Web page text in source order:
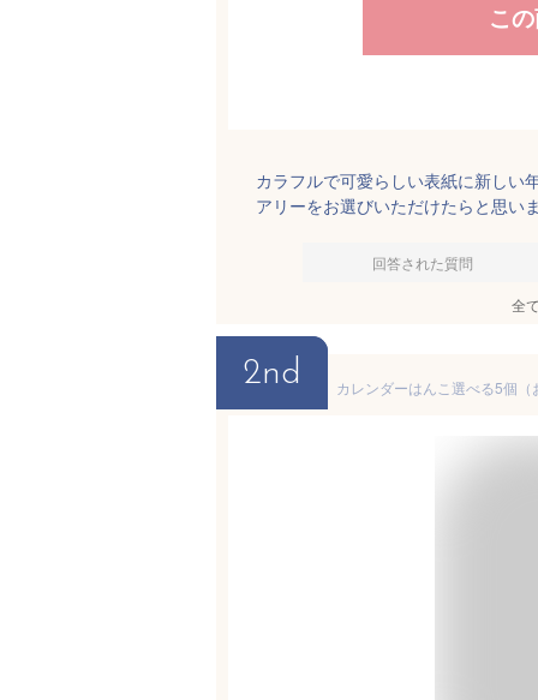
こ
カラフルで可愛らしい表紙に新しい
アリーをお選びいただけたらと思い
回答された質問
全
2nd